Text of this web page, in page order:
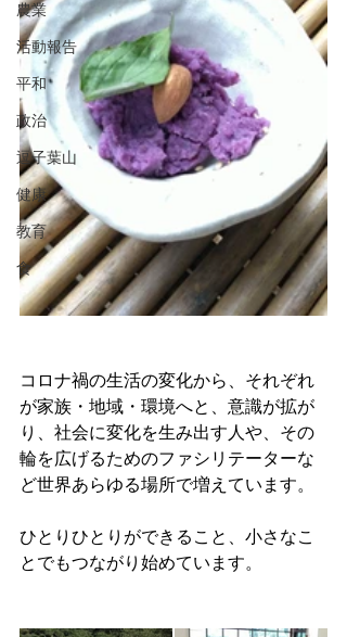
農業
活動報告
平和
政治
逗子葉山
健康
教育
食
コロナ禍の生活の変化から、それぞれ
が家族・地域・環境へと、意識が拡が
り、社会に変化を生み出す人や、その
輪を広げるためのファシリテーターな
ど世界あらゆる場所で増えています。
ひとりひとりができること、小さなこ
とでもつながり始めています。